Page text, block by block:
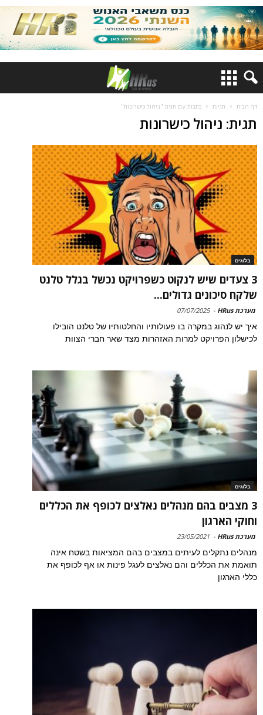
דף הבית תגיות כתבות עם תגית "ניהול כישרונות"
תגית: ניהול כישרונות
בלוגים
3 צעדים שיש לנקוט כשפרויקט נכשל בגלל טלנט
שלקח סיכונים גדולים...
מערכת HRus -
07/07/2025
איך יש לנהוג במקרה בו פעולותיו והחלטותיו של טלנט הובילו
לכישלון הפרויקט למרות האזהרות מצד שאר חברי הצוות
בלוגים
3 מצבים בהם מנהלים נאלצים לכופף את הכללים
וחוקי הארגון
מערכת HRus -
23/05/2021
מנהלים נתקלים לעיתים במצבים בהם המציאות בשטח אינה
תואמת את הכללים והם נאלצים לעגל פינות או אף לכופף את
כללי הארגון